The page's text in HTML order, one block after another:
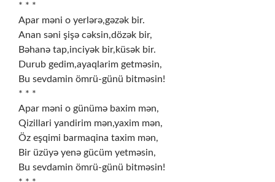
* * *
Apar məni o yerlərə,gəzək bir.
Anan səni şişə cəksin,dözək bir,
Bəhanə tap,inciyək bir,küsək bir.
Durub gedim,ayaqlarim getməsin,
Bu sevdamin ömrü-günü bitməsin!
* * *
Apar məni o günümə baxim mən,
Qizillari yandirim mən,yaxim mən,
Öz eşqimi barmaqina taxim mən,
Bir üzüyə yenə gücüm yetməsin,
Bu sevdamin ömrü-günü bitməsin!